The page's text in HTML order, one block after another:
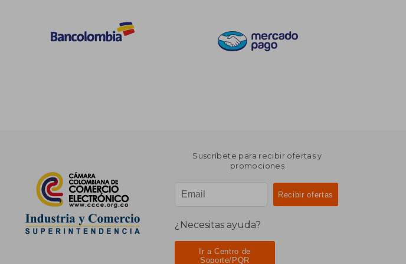
Suscríbete para recibir ofertas y
promociones
¿Necesitas ayuda?
Ir a Centro de
Soporte/PQR